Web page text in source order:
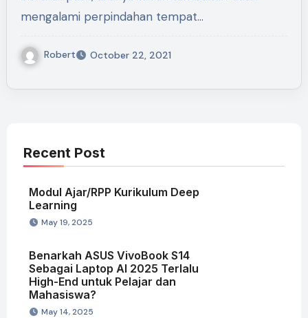
mengalami perpindahan tempat…
Robert October 22, 2021
Recent Post
Modul Ajar/RPP Kurikulum Deep
Learning
May 19, 2025
Benarkah ASUS VivoBook S14
Sebagai Laptop AI 2025 Terlalu
High-End untuk Pelajar dan
Mahasiswa?
May 14, 2025